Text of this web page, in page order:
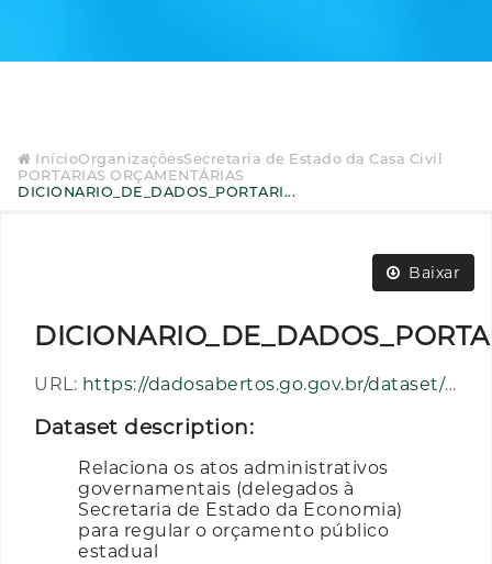
InícioOrganizaçõesSecretaria de Estado da Casa Civil
PORTARIAS ORÇAMENTÁRIAS
DICIONARIO_DE_DADOS_PORTARI...
Baixar
URL: https://dadosabertos.go.gov.br/dataset/11e98e86-dfb7-4e4a-aa6e-33e4675b494a/resource/39a94f4e-6fd5-4ad2-856f-aa5afc1e14f8/download/dicionario_de_dados_portarias_orcamentarias_2025-12-11_09-28-54.pdf
Dataset description:
Relaciona os atos administrativos
governamentais (delegados à
Secretaria de Estado da Economia)
para regular o orçamento público
estadual